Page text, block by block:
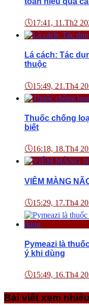
🕔17:41, 11.Th2
Lá cách: Tác
thuộc
🕔15:49, 21.Th4
Thuốc chống
biết
🕔16:18, 18.Th4
VIÊM MÀNG
🕔15:29, 17.Th4
Pymeazi là
ý khi dùng
🕔15:49, 16.Th4
Bài viết xem nhiều